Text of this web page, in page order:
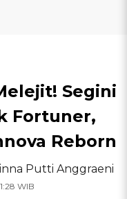
Segini
Fortuner,
Reborn
Putti Anggraeni
WIB